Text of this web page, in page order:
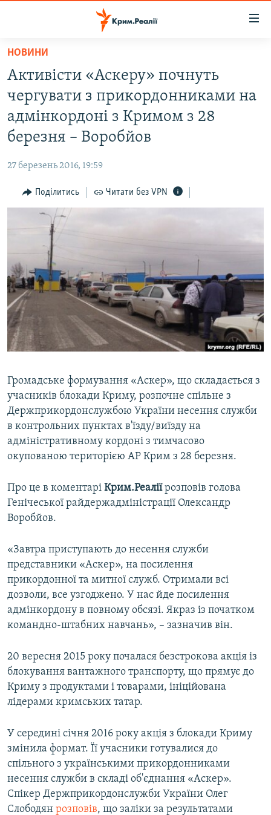
Перейти
основного
матеріалу
Перейти
до
основної
Перейти
пошуку
ВІДЕО ТА ФОТО
ПОЛІТИКА
ПОГЛЯД
ІНТЕРВ'Ю
ВСЕ ЗА ДЕНЬ
СПЕЦПРОЕКТИ
ДЕПОРТАЦІЯ
ВІДЕОУРОКИ «ELIFBE»
СВІДЧЕННЯ ОКУПАЦІЇ
УКРАЇНСЬКА ПРОБЛЕМА КРИМУ
ІНФОГРАФІКА
ЯК ОБІЙТИ БЛОКУВАННЯ
Русский
Qırımtatar
ДОЛУЧАЙСЯ!
Усі сайти RFE/RL
НОВИНИ
Активісти «Аскеру» почнуть
чергувати з прикордонниками на
адмінкордоні з Кримом з 28
березня – Воробйов
27 березень 2016, 19:59
Поділитись Читати без VPN
Громадське формування «Аскер», що складається з
учасників блокади Криму, розпочне спільне з
Держприкордонслужбою України несення служби
в контрольних пунктах в'їзду/виїзду на
адміністративному кордоні з тимчасово
окупованою територією АР Крим з 28 березня.
Про це в коментарі Крим.Реаліїрозповів голова
Генічеської райдержадміністрації Олександр
Воробйов.
«Завтра приступають до несення служби
представники «Аскер», на посилення
прикордонної та митної служб. Отримали всі
дозволи, все узгоджено. У нас йде посилення
адмінкордону в повному обсязі. Якраз із початком
командно-штабних навчань», – зазначив він.
20 вересня 2015 року почалася безстрокова акція із
блокування вантажного транспорту, що прямує до
Криму з продуктами і товарами, ініційована
лідерами кримських татар.
У середині січня 2016 року акція з блокади Криму
змінила формат. Її учасники готувалися до
спільного з українськими прикордонниками
несення служби в складі об'єднання «Аскер».
Спікер Держприкордонслужби України Олег
Слободян розповів, що заліки за результатами